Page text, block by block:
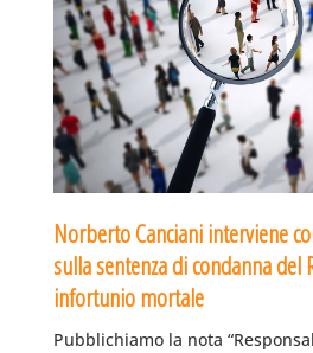
Norberto Canciani interviene
sulla sentenza di condanna del
infortunio mortale
Pubblichiamo la nota